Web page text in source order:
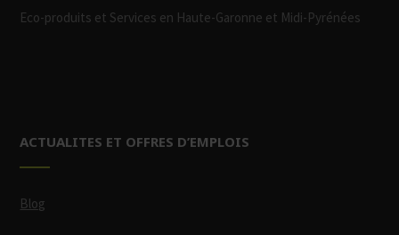
Eco-produits et Services en Haute-Garonne et Midi-Pyrénées
ACTUALITES ET OFFRES D’EMPLOIS
Blog